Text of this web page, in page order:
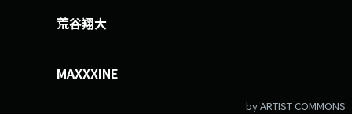
荒谷翔大
MAXXXINE
by ARTIST COMMONS